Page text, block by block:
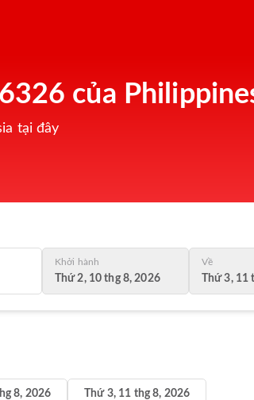
của
tại đây
Khởi hành
Thứ 2, 10 thg 8, 2026
Về
Thứ 3,
8, 2026 Thứ 3, 11 thg 8, 2026